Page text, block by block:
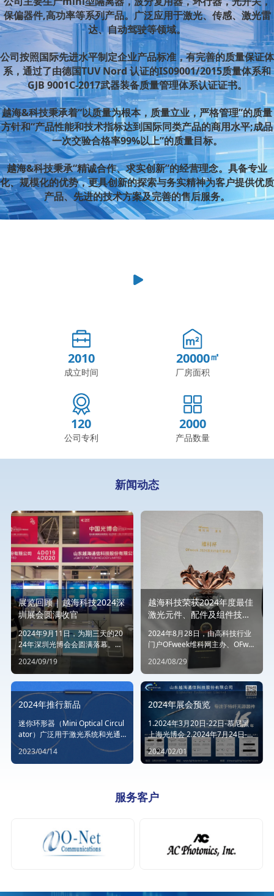
保偏器件,高功率等系列产品。广泛应用于激光、传感、激光雷
达、自动驾驶等领域。
公司按照国际先进水平制定企业产品标准，有完善的质量保证体
系，通过了由德国TUV Nord 认证的IS09001/2015质量体系和
GJB 9001C-2017武器装备质量管理体系认证证书。
越海&科技秉承着“以质量为根本，质量立业，严格管理”的质量
方针和“产品性能和技术指标达到国际同类产品的商用水平;成品
一次交验合格率99%以上”的质量目标。
越海&科技秉承“精诚合作、求实创新”的经营理念。具备专业
化、规模化的优势，更具创新的探索与务实精神为客户提供优质
产品、先进的技术方案及完善的售后服务。
2010
成立时间
20000
厂房面积
120
公司专利
2000
产品数量
新闻动态
展览回顾 | 越海科技2024深
圳展会圆满收官
2024年9月11日，为期三天的20
24年深圳光博会会圆满落幕。本
届深圳光博会场面盛大，众多国
内外光电行业显示名企汇聚一
堂，以全球化视角展现了光电行
业多方位优质产品及创新技术。
2024/09/19
越海科技荣获2024年度最佳
激光元件、配件及组件技术
2024年8月28日，由高科技行业
门户OFweek维科网主办、OFwe
ek维科网·激光承办的“维科杯·OF
week2024激光行业年度评选”在
深圳举办。山东越海2.5*20mm
的保偏光纤环形器成功入围，获
得行业专业奖项--“维科杯·OFwee
k2024年度激光行业-最佳激光元
件、配件及组件技术创新奖”
2024/08/29
2024年推行新品
迷你环形器（Mini Optical Circul
ator）广泛用于激光系统和光通
信等领域，以防止光信的回并保
护激光器件。
2023/04/14
2024年展会预览
1.2024年3月20日-22日-慕尼黑
上海光博会 2.2024年7月24日-26
日-第十五届光电子.中国光博会 3.
2024年9月11日-13日-CIOE中国
光博会
2024/02/01
服务客户